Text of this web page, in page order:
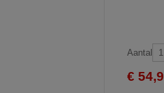
Aantal 1
€